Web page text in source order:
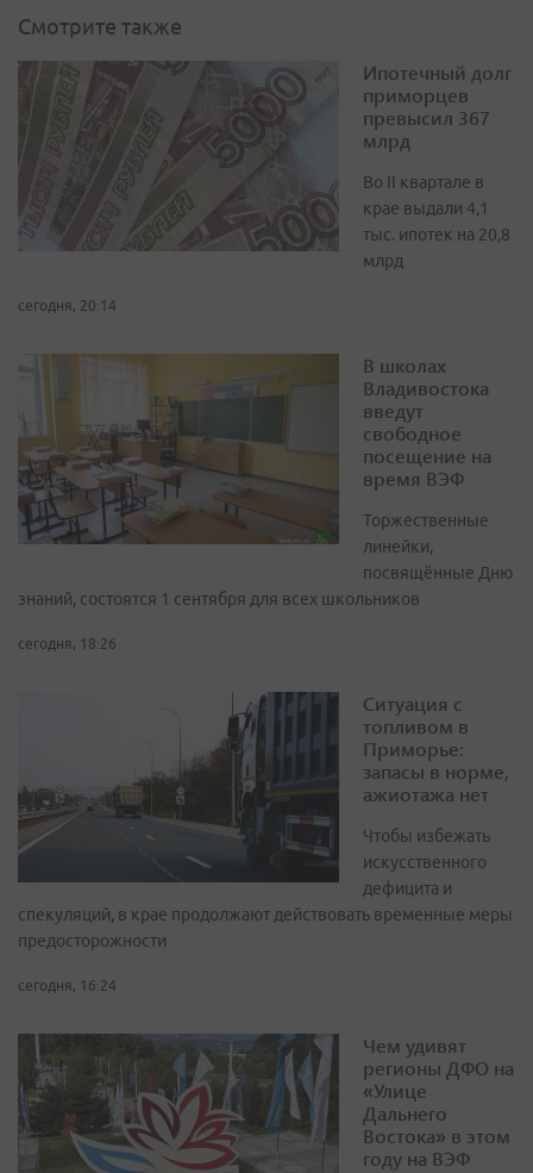
Смотрите также
Ипотечный долг
приморцев
превысил 367
млрд
Во II квартале в
крае выдали 4,1
тыс. ипотек на 20,8
млрд
сегодня, 20:14
В школах
Владивостока
введут
свободное
посещение на
время ВЭФ
Торжественные
линейки,
посвящённые Дню
знаний, состоятся 1 сентября для всех школьников
сегодня, 18:26
Ситуация с
топливом в
Приморье:
запасы в норме,
ажиотажа нет
Чтобы избежать
искусственного
дефицита и
спекуляций, в крае продолжают действовать временные меры
предосторожности
сегодня, 16:24
Чем удивят
регионы ДФО на
«Улице
Дальнего
Востока» в этом
году на ВЭФ